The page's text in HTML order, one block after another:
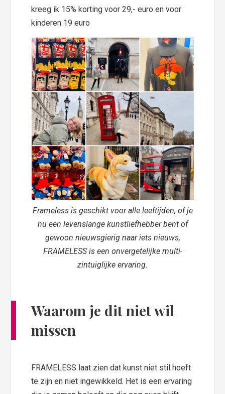
kreeg ik 15% korting voor 29,- euro en voor
kinderen 19 euro
Frameless is geschikt voor alle leeftijden, of je
nu een levenslange kunstliefhebber bent of
gewoon nieuwsgierig naar iets nieuws,
FRAMELESS is een onvergetelijke multi-
zintuiglijke ervaring.
Waarom je dit niet wil
missen
FRAMELESS laat zien dat kunst niet stil hoeft
te zijn en niet ingewikkeld. Het is een ervaring